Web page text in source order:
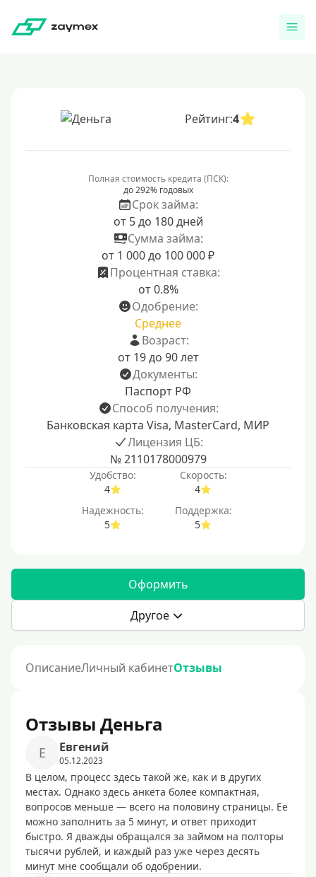
Рейтинг:4
Полная стоимость кредита (ПСК):
до 292% годовых
Срок займа:
от 5 до 180 дней
Сумма займа:
от 1 000 до 100 000 ₽
Процентная ставка:
от 0.8%
Одобрение:
Среднее
Возраст:
от 19 до 90 лет
Документы:
Паспорт РФ
Способ получения:
Банковская карта Visa, MasterCard, МИР
Лицензия ЦБ:
№ 2110178000979
Удобство:
4
Скорость:
4
Надежность:
5
Поддержка:
5
Оформить
Другое
ОписаниеЛичный кабинетОтзывы
Отзывы Деньга
Е Евгений
05.12.2023
В целом, процесс здесь такой же, как и в других
местах. Однако здесь анкета более компактная,
вопросов меньше — всего на половину страницы. Ее
можно заполнить за 5 минут, и ответ приходит
быстро. Я дважды обращался за займом на полторы
тысячи рублей, и каждый раз уже через десять
минут мне сообщали об одобрении.